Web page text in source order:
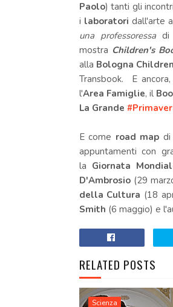
Paolo) tanti gli
i laboratori dall'arte
una professoressadi
mostra Children's
alla Bologna
Transbook. E
l'Area Famiglie, il
La Grande
E come road map di
appuntamenti con
la Giornata
D'Ambrosio(29
della Cultura (18
Smith (6 maggio) e
RELATED POSTS
Scienza